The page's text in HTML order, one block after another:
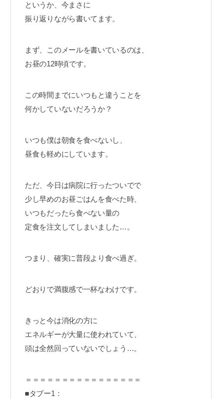
というか、今まさに
振り返りながら書いてます。
まず、このメールを書いているのは、
お昼の12時頃です。
この時間までにいつもと違うことを
何かしていないだろうか？
いつも僕は朝食を食べないし、
昼食も軽めにしています。
ただ、今日は病院に行ったついでで
少し早めのお昼ごはんを食べた時、
いつもだったら食べない量の
定食を注文してしまいました…。
つまり、確実に普段より食べ過ぎ。
どおりで満腹感で一杯なわけです。
きっと今は消化の方に
エネルギーが大量に使われていて、
頭は全然回っていないでしょう…。
＝＝＝＝＝＝＝＝＝＝＝＝＝＝＝＝
■タブー1：